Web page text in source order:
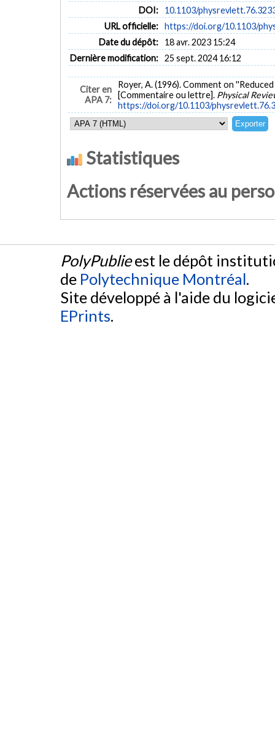
DOI:
10.1103/
URL officielle: https://doi.org/10.1103/
Date du dépôt:
18 avr. 2023 15:24
Dernière modification: 25 sept. 2024 16:12
Citer en
APA 7:
Royer, A. (1996). Comment on
[Commentaire ou lettre]. Physical
https://doi.org/10.1103/
Statistiques
Actions réservées au
PolyPublieest le dépôt
de Polytechnique Montréal.
Site développé à l'aide du
EPrints.